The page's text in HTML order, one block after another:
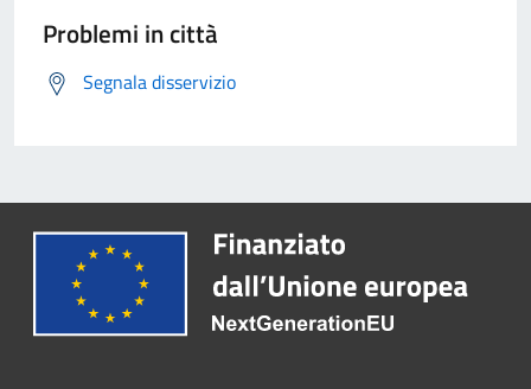
Problemi in città
Segnala disservizio